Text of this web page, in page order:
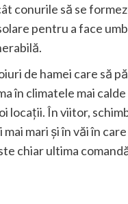
conurile să se
pentru a face
de hamei care să
în climatele mai
locații. În viitor,
mari și în văi în
chiar ultima